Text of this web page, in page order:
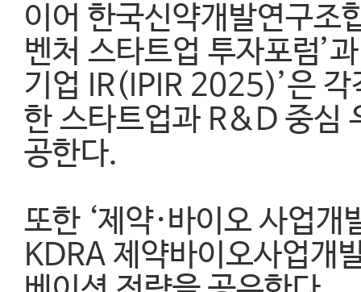
이어 한국신약개발연구조
벤처 스타트업 투자포럼’
기업 IR(IPIR 2025)’은 각
한 스타트업과 R&D 중심
공한다.
또한 ‘제약·바이오 사업
KDRA 제약바이오사업개